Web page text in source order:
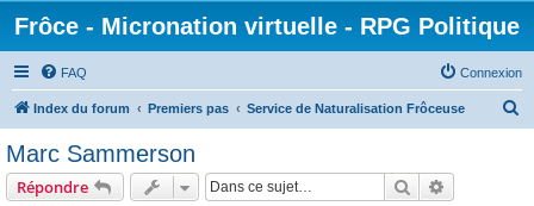
Frôce - Micronation virtuelle - RPG Politique
FAQ Connexion
Index du forum Premiers pas Service de Naturalisation Frôceuse
Marc Sammerson
Répondre Rechercher